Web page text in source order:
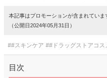
本記事はプロモーションが含まれてい
（公開日2024年05月31日）
##スキンケア ##ドラッグストアコス
目次